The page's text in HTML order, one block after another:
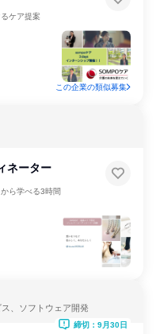
ケア提案
この企業の類似募集
ネーター
ら学べる3時間
、ソフトウェア開発
締切：9月30日